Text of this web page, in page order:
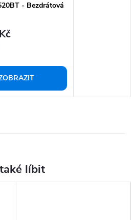
- Bezdrátová